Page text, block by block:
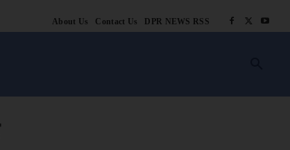
About Us Contact Us DPR NEWS RSS